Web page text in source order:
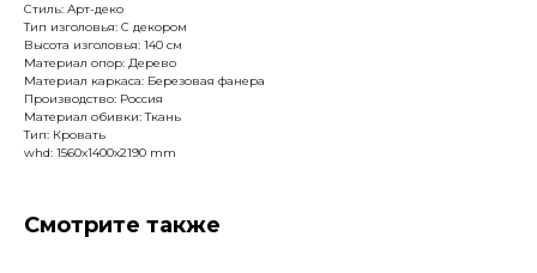
Стиль: Арт-деко
Тип изголовья: С декором
Высота изголовья: 140 см
Материал опор: Дерево
Материал каркаса: Березовая фанера
Производство: Россия
Материал обивки: Ткань
Тип: Кровать
whd: 1560x1400x2190 mm
Смотрите также